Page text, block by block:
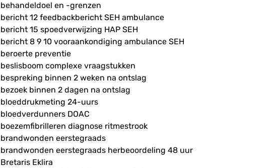
behandeldoel en -grenzen
bericht 12 feedbackbericht SEH ambulance
bericht 15 spoedverwijzing HAP SEH
bericht 8 9 10 vooraankondiging ambulance SEH
beroerte preventie
beslisboom complexe vraagstukken
bespreking binnen 2 weken na ontslag
bezoek binnen 2 dagen na ontslag
bloeddrukmeting 24-uurs
bloedverdunners DOAC
boezemfibrilleren diagnose ritmestrook
brandwonden eerstegraads
brandwonden eerstegraads herbeoordeling 48 uur
Bretaris Eklira